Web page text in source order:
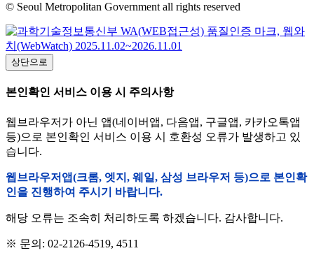
© Seoul Metropolitan Government all rights reserved
상단으로
본인확인 서비스 이용 시 주의사항
웹브라우저가 아닌 앱(네이버앱, 다음앱, 구글앱, 카카오톡앱
등)으로 본인확인 서비스 이용 시 호환성 오류가 발생하고 있
습니다.
웹브라우저앱(크롬, 엣지, 웨일, 삼성 브라우저 등)으로 본인확
인을 진행하여 주시기 바랍니다.
해당 오류는 조속히 처리하도록 하겠습니다. 감사합니다.
※ 문의: 02-2126-4519, 4511